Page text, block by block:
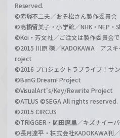
Reserved.
©赤塚不二夫／おそ松さん製作委員会
©高橋留美子・小学館／NHK・NEP・
©Koi・芳文社／ご注文は製作委員会で
©2015 川原 礫／KADOKAWA アスキ
roject
©2016 プロジェクトラブライブ！サ
©BanG Dream! Project
©VisualArt's/Key/Rewrite Project
©ATLUS ©SEGA All rights reserved.
©2015 CIRCUS
©TRIGGER・岡田麿里／キズナイー
©長月達平・株式会社KADOKAWA刊